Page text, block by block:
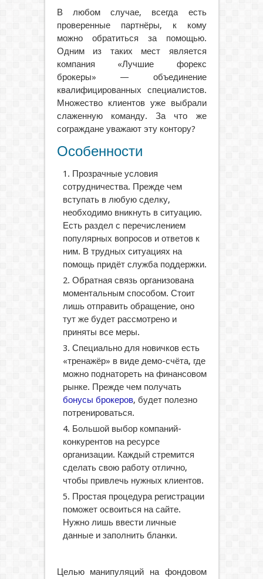
В любом случае, всегда есть
проверенные партнёры, к кому
можно обратиться за помощью.
Одним из таких мест является
компания «Лучшие форекс
брокеры» — объединение
квалифицированных специалистов.
Множество клиентов уже выбрали
слаженную команду. За что же
сограждане уважают эту контору?
Особенности
Прозрачные условия
сотрудничества. Прежде чем
вступать в любую сделку,
необходимо вникнуть в ситуацию.
Есть раздел с перечислением
популярных вопросов и ответов к
ним. В трудных ситуациях на
помощь придёт служба поддержки.
Обратная связь организована
моментальным способом. Стоит
лишь отправить обращение, оно
тут же будет рассмотрено и
приняты все меры.
Специально для новичков есть
«тренажёр» в виде демо-счёта, где
можно поднатореть на финансовом
рынке. Прежде чем получать
бонусы брокеров, будет полезно
потренироваться.
Большой выбор компаний-
конкурентов на ресурсе
организации. Каждый стремится
сделать свою работу отлично,
чтобы привлечь нужных клиентов.
Простая процедура регистрации
поможет освоиться на сайте.
Нужно лишь ввести личные
данные и заполнить бланки.
Целью манипуляций на фондовом